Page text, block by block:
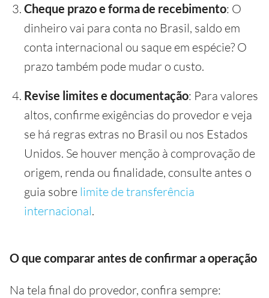
Cheque prazo e forma de recebimento: O
dinheiro vai para conta no Brasil, saldo em
conta internacional ou saque em espécie? O
prazo também pode mudar o custo.
Revise limites e documentação: Para valores
altos, confirme exigências do provedor e veja
se há regras extras no Brasil ou nos Estados
Unidos. Se houver menção à comprovação de
origem, renda ou finalidade, consulte antes o
guia sobre limite de transferência
internacional.
O que comparar antes de confirmar a operação
Na tela final do provedor, confira sempre: